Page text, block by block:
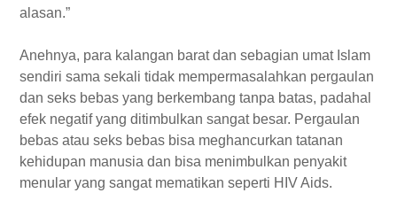
alasan.”
Anehnya, para kalangan barat dan sebagian umat Islam
sendiri sama sekali tidak mempermasalahkan pergaulan
dan seks bebas yang berkembang tanpa batas, padahal
efek negatif yang ditimbulkan sangat besar. Pergaulan
bebas atau seks bebas bisa meghancurkan tatanan
kehidupan manusia dan bisa menimbulkan penyakit
menular yang sangat mematikan seperti HIV Aids.